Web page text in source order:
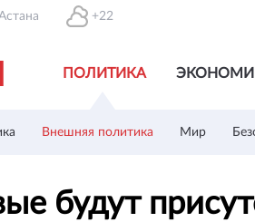
+22
ПОЛИТИКА
Внешняя политика Мир
будут